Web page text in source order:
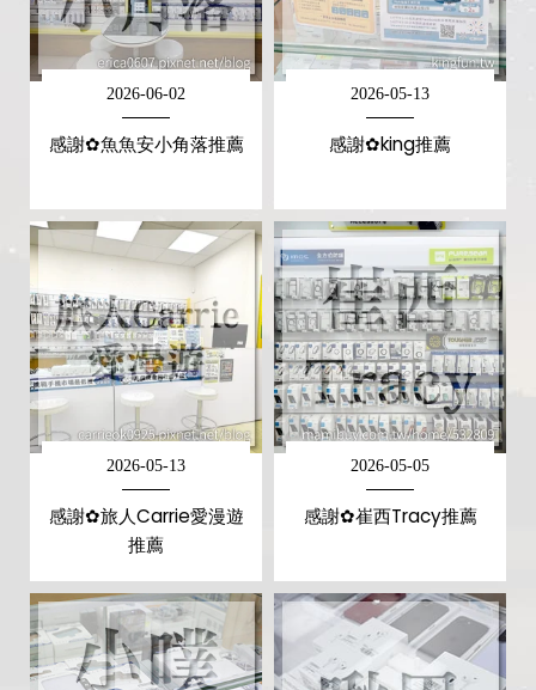
2026-06-02
感謝✿魚魚安小角落推薦
2026-05-13
感謝✿king推薦
2026-05-13
感謝✿旅人Carrie愛漫遊
推薦
2026-05-05
感謝✿崔西Tracy推薦